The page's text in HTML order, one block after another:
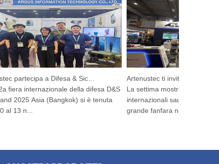
Argustec partecipa a Difesa & Sicurezza 2025
internazionale della difesa D&S
2025 Asia (Bangkok) si è tenuta
13 n...
La settima mostra di droni
internazionali sauditi 2025 si
grande fanfara nel ...